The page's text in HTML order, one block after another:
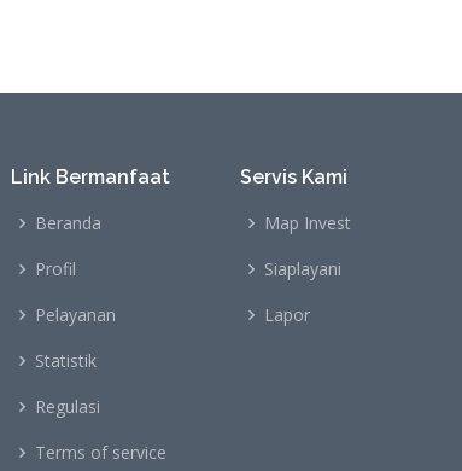
Link Bermanfaat
Beranda
Profil
Pelayanan
Statistik
Regulasi
Terms of service
Servis Kami
Map Invest
Siaplayani
Lapor